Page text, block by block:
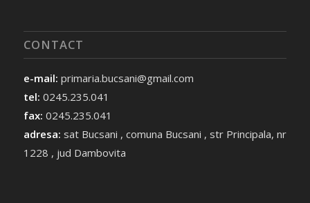
CONTACT
e-mail: primaria.bucsani@gmail.com
tel: 0245.235.041
fax: 0245.235.041
adresa: sat Bucsani , comuna Bucsani , str Principala, nr
1228 , jud Dambovita